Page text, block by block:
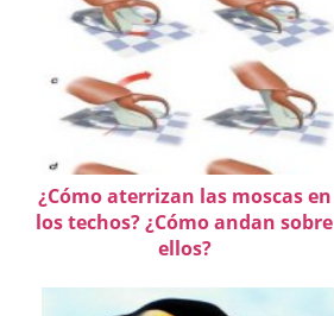
¿Cómo aterrizan las moscas en
los techos? ¿Cómo andan sobre
ellos?